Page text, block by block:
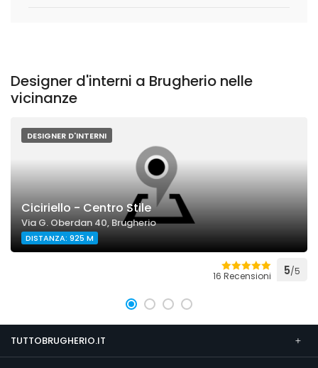
Designer d'interni a Brugherio nelle
vicinanze
DESIGNER D'INTERNI
Ciciriello - Centro Stile
Via G. Oberdan 40, Brugherio
DISTANZA: 925 M
16 Recensioni 5/5
TUTTOBRUGHERIO.IT